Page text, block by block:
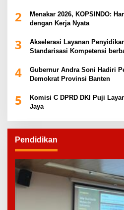
2
Menakar 2026, KOPSINDO:
dengan Kerja Nyata
3
Akselerasi Layanan
Standarisasi Kompetensi
4
Gubernur Andra Soni Hadiri
Demokrat Provinsi Banten
5
Komisi C DPRD DKI Puji
Jaya
Pendidikan